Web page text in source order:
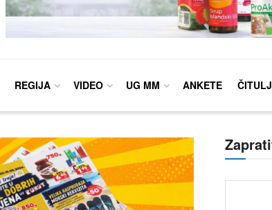
REGIJA VIDEO UG MM ANKETE